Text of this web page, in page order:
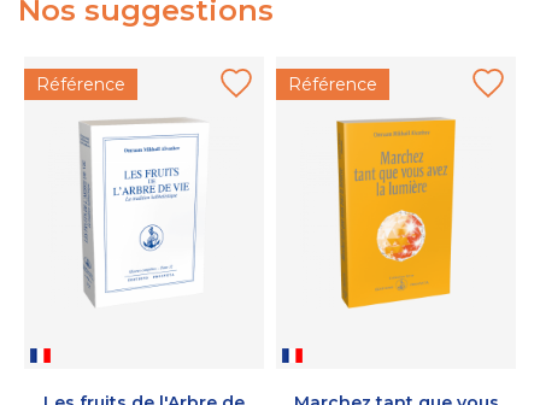
Nos suggestions
Référence Référence